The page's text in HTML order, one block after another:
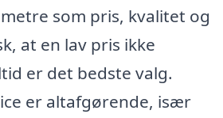
som pris, kvalitet og
at en lav pris ikke
er det bedste valg.
er altafgørende, især